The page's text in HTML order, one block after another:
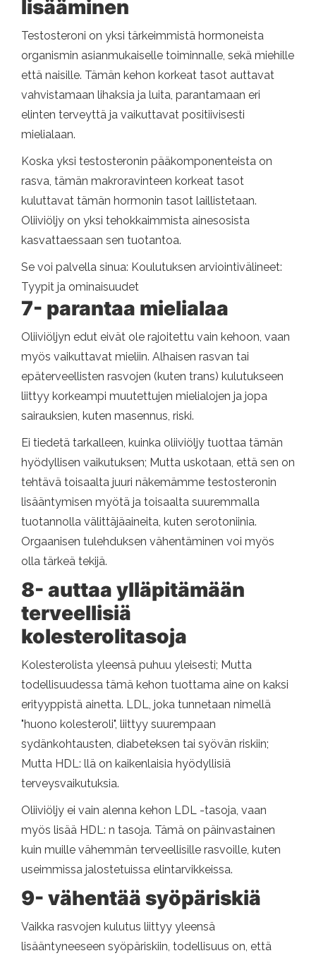
lisääminen
Testosteroni on yksi tärkeimmistä hormoneista
organismin asianmukaiselle toiminnalle, sekä miehille
että naisille. Tämän kehon korkeat tasot auttavat
vahvistamaan lihaksia ja luita, parantamaan eri
elinten terveyttä ja vaikuttavat positiivisesti
mielialaan.
Koska yksi testosteronin pääkomponenteista on
rasva, tämän makroravinteen korkeat tasot
kuluttavat tämän hormonin tasot laillistetaan.
Oliiviöljy on yksi tehokkaimmista ainesosista
kasvattaessaan sen tuotantoa.
Se voi palvella sinua: Koulutuksen arviointivälineet:
Tyypit ja ominaisuudet
7- parantaa mielialaa
Oliiviöljyn edut eivät ole rajoitettu vain kehoon, vaan
myös vaikuttavat mieliin. Alhaisen rasvan tai
epäterveellisten rasvojen (kuten trans) kulutukseen
liittyy korkeampi muutettujen mielialojen ja jopa
sairauksien, kuten masennus, riski.
Ei tiedetä tarkalleen, kuinka oliiviöljy tuottaa tämän
hyödyllisen vaikutuksen; Mutta uskotaan, että sen on
tehtävä toisaalta juuri näkemämme testosteronin
lisääntymisen myötä ja toisaalta suuremmalla
tuotannolla välittäjäaineita, kuten serotoniinia.
Orgaanisen tulehduksen vähentäminen voi myös
olla tärkeä tekijä.
8- auttaa ylläpitämään
terveellisiä
kolesterolitasoja
Kolesterolista yleensä puhuu yleisesti; Mutta
todellisuudessa tämä kehon tuottama aine on kaksi
erityyppistä ainetta. LDL, joka tunnetaan nimellä
"huono kolesteroli", liittyy suurempaan
sydänkohtausten, diabeteksen tai syövän riskiin;
Mutta HDL: llä on kaikenlaisia ​​hyödyllisiä
terveysvaikutuksia.
Oliiviöljy ei vain alenna kehon LDL -tasoja, vaan
myös lisää HDL: n tasoja. Tämä on päinvastainen
kuin muille vähemmän terveellisille rasvoille, kuten
useimmissa jalostetuissa elintarvikkeissa.
9- vähentää syöpäriskiä
Vaikka rasvojen kulutus liittyy yleensä
lisääntyneeseen syöpäriskiin, todellisuus on, että